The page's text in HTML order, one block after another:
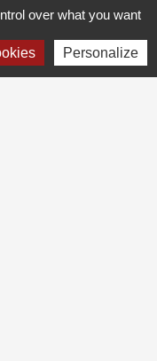
over what you want
Personalize